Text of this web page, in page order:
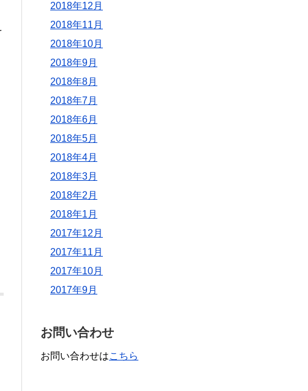
2018年12月
2018年11月
2018年10月
2018年9月
2018年8月
2018年7月
2018年6月
2018年5月
2018年4月
2018年3月
2018年2月
2018年1月
2017年12月
2017年11月
2017年10月
2017年9月
お問い合わせ
お問い合わせはこちら